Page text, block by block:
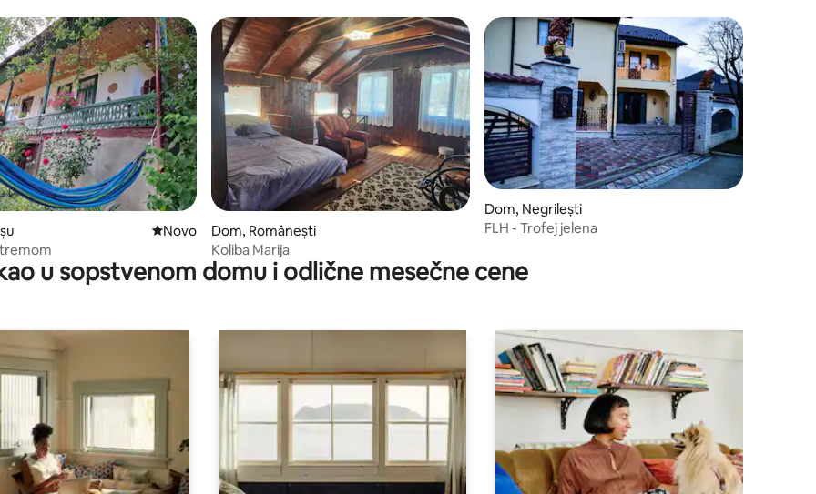
5, utisaka: 98
Novi smeštaj
Novo
Dom, Românești
Koliba Marija
Dom, Negrilești
FLH - Trofej jelena
u sopstvenom domu i odlične mesečne cene